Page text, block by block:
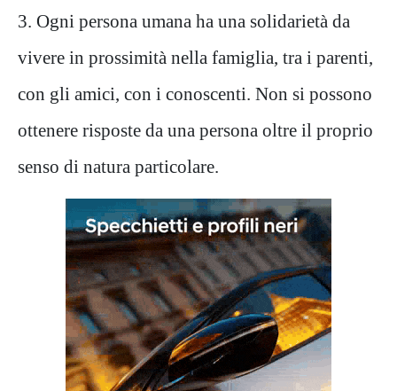
3. Ogni persona umana ha una solidarietà da
vivere in prossimità nella famiglia, tra i parenti,
con gli amici, con i conoscenti. Non si possono
ottenere risposte da una persona oltre il proprio
senso di natura particolare.